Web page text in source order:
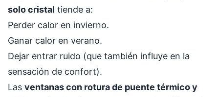
solo cristal tiende a:
Perder calor en invierno.
Ganar calor en verano.
Dejar entrar ruido (que también influye en la
sensación de confort).
Las ventanas con rotura de puente térmico y